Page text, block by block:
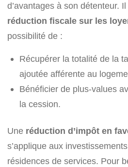
d’avantages à son détenteur.
réduction fiscale sur les
possibilité de :
Récupérer la totalité de la
ajoutée afférente au
Bénéficier de plus-values
la cession.
Une réduction d’impôt en
s’applique aux
résidences de services. Pour